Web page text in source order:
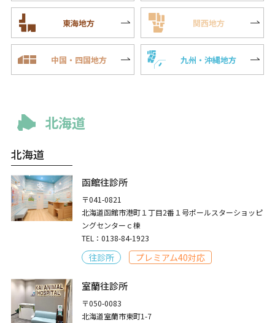
東海地方 関西地方
中国・四国地方 九州・沖縄地方
北海道
北海道
函館往診所
〒041-0821
北海道函館市港町１丁目2番１号ポールスターショッピ
ングセンターｃ棟
TEL：0138-84-1923
往診所 プレミアム40対応
室蘭往診所
〒050-0083
北海道室蘭市東町1-7